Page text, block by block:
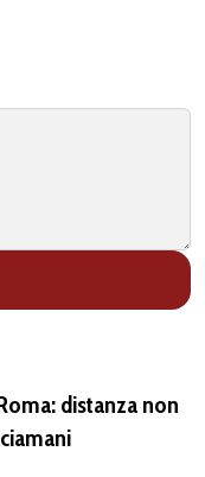
distanza non